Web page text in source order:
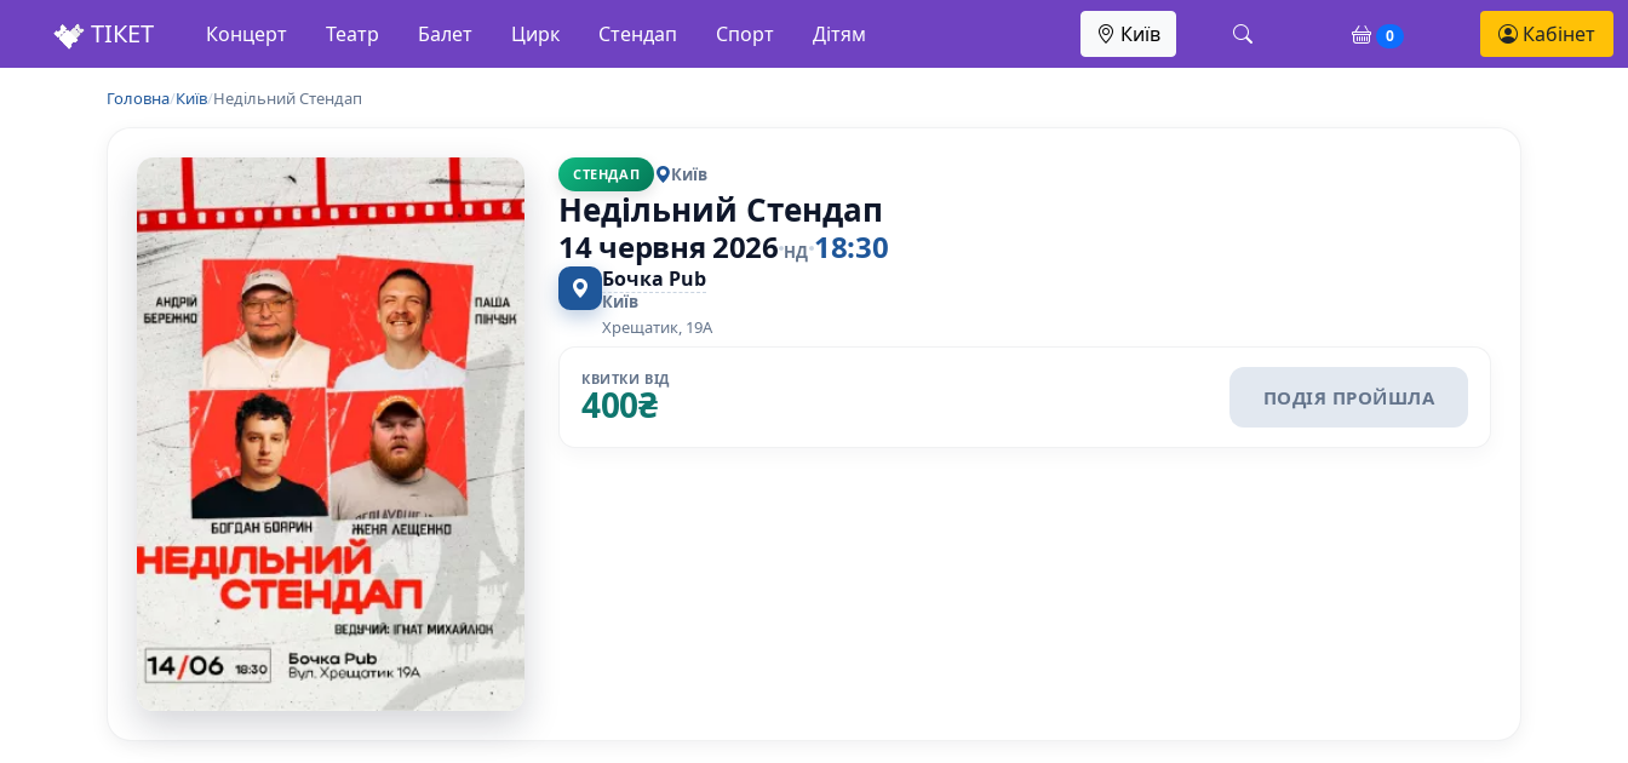
ТІКЕТ Концерт Театр Балет Цирк Стендап Спорт Дітям Київ 0 Кабінет
Головна/Київ/Недільний Стендап
СТЕНДАП Київ
Недільний Стендап
14 червня 2026 НД 18:30
Бочка Pub
Київ
Хрещатик, 19А
КВИТКИ ВІД
400₴ ПОДІЯ ПРОЙШЛА